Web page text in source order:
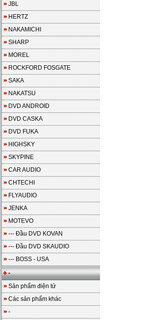
JBL
HERTZ
NAKAMICHI
SHARP
MOREL
ROCKFORD FOSGATE
SAKA
NAKATSU
DVD ANDROID
DVD CASKA
DVD FUKA
HIGHSKY
SKYPINE
CAR AUDIO
CHTECHI
FLYAUDIO
JENKA
MOTEVO
--- Đầu DVD KOVAN
--- Đầu DVD SKAUDIO
--- BOSS - USA
-
Sản phẩm điện tử
Các sản phẩm khác
-